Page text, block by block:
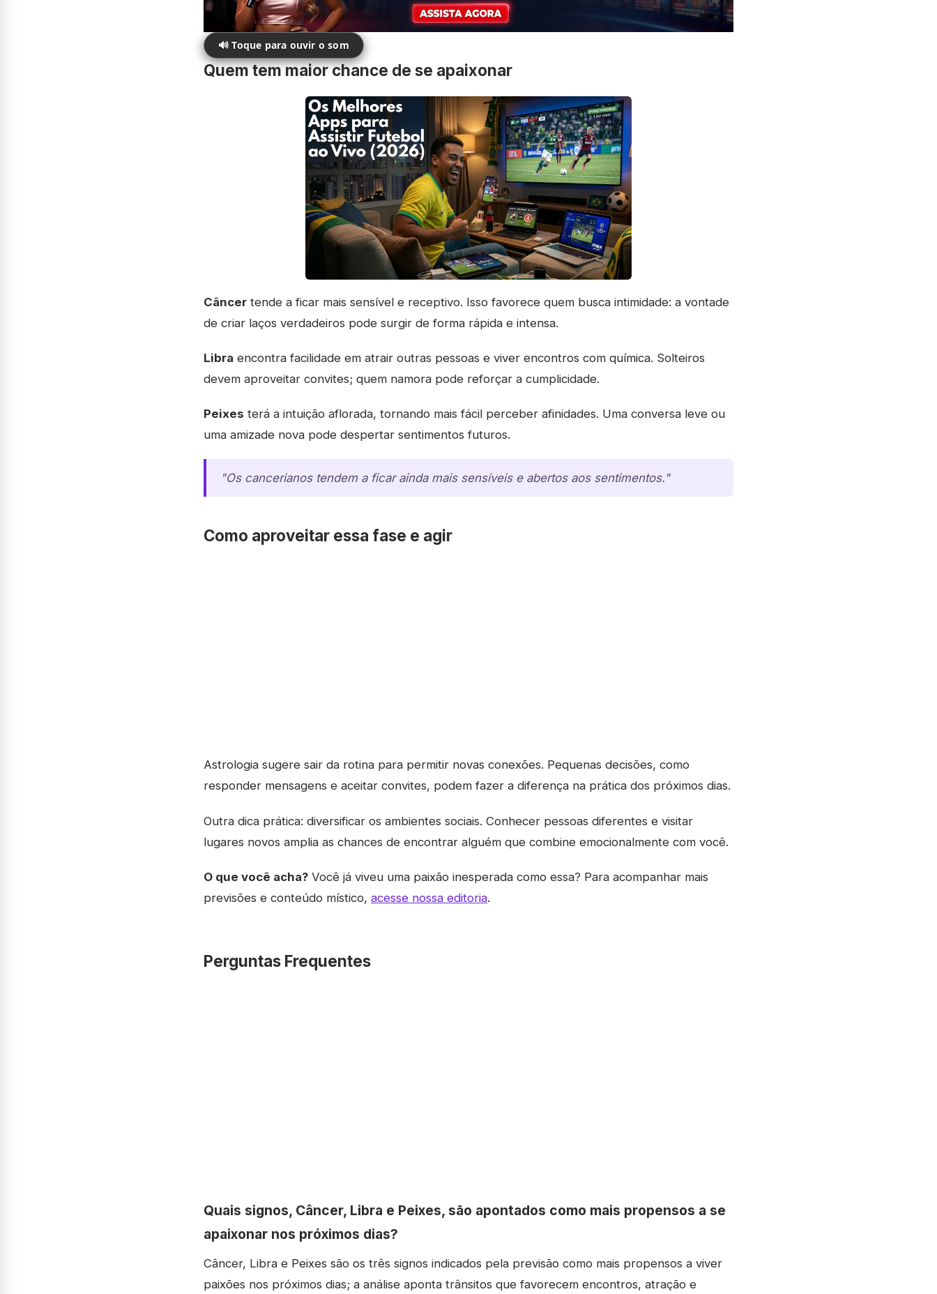
🔊 Toque para ouvir o som
Quem tem maior chance de se apaixonar
Câncer tende a ficar mais sensível e receptivo. Isso favorece quem busca intimidade: a vontade
de criar laços verdadeiros pode surgir de forma rápida e intensa.
Libra encontra facilidade em atrair outras pessoas e viver encontros com química. Solteiros
devem aproveitar convites; quem namora pode reforçar a cumplicidade.
Peixes terá a intuição aflorada, tornando mais fácil perceber afinidades. Uma conversa leve ou
uma amizade nova pode despertar sentimentos futuros.
"Os cancerianos tendem a ficar ainda mais sensíveis e abertos aos sentimentos."
Como aproveitar essa fase e agir
Astrologia sugere sair da rotina para permitir novas conexões. Pequenas decisões, como
responder mensagens e aceitar convites, podem fazer a diferença na prática dos próximos dias.
Outra dica prática: diversificar os ambientes sociais. Conhecer pessoas diferentes e visitar
lugares novos amplia as chances de encontrar alguém que combine emocionalmente com você.
O que você acha? Você já viveu uma paixão inesperada como essa? Para acompanhar mais
previsões e conteúdo místico, acesse nossa editoria.
Perguntas Frequentes
Quais signos, Câncer, Libra e Peixes, são apontados como mais propensos a se
apaixonar nos próximos dias?
Câncer, Libra e Peixes são os três signos indicados pela previsão como mais propensos a viver
paixões nos próximos dias; a análise aponta trânsitos que favorecem encontros, atração e